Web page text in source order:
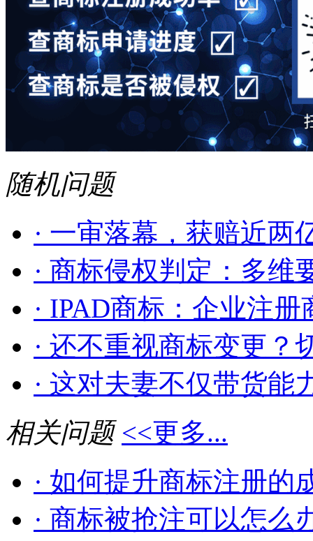
随机问题
· 一审落幕，获赔近两
· 商标侵权判定：多维
· IPAD商标：企业注册
· 还不重视商标变更？
· 这对夫妻不仅带货能
相关问题 <<更多...
· 如何提升商标注册的
· 商标被抢注可以怎么